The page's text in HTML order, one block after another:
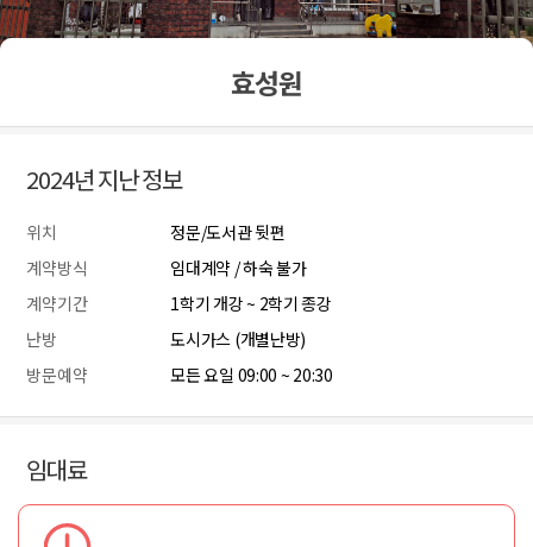
효성원
2024년 지난 정보
위치
정문/도서관 뒷편
계약방식
임대계약 / 하숙 불가
계약기간
1학기 개강 ~ 2학기 종강
난방
도시가스 (개별난방)
방문예약
모든 요일 09:00 ~ 20:30
임대료